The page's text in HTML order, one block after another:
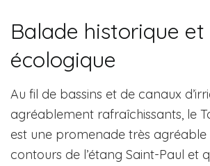
Balade historique et
écologique
Au fil de bassins et de canaux
agréablement rafraîchissants, le
est une promenade très agréable
contours de l’étang Saint-Paul et